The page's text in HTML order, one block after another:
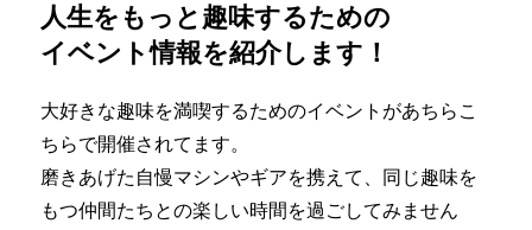
人生をもっと趣味するための
イベント情報を紹介します！
大好きな趣味を満喫するためのイベントがあちらこ
ちらで開催されてます。
磨きあげた自慢マシンやギアを携えて、同じ趣味を
もつ仲間たちとの楽しい時間を過ごしてみません